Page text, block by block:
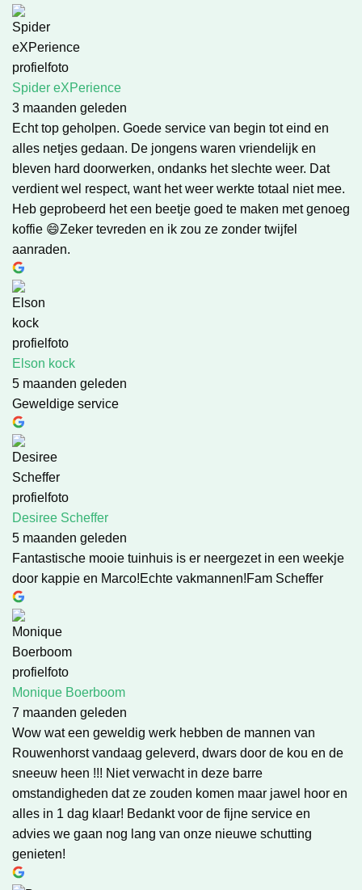
Spider eXPerience
3 maanden geleden
Echt top geholpen. Goede service van begin tot eind en
alles netjes gedaan. De jongens waren vriendelijk en
bleven hard doorwerken, ondanks het slechte weer. Dat
verdient wel respect, want het weer werkte totaal niet mee.
Heb geprobeerd het een beetje goed te maken met genoeg
koffie 😄Zeker tevreden en ik zou ze zonder twijfel
aanraden.
Elson kock
5 maanden geleden
Geweldige service
Desiree Scheffer
5 maanden geleden
Fantastische mooie tuinhuis is er neergezet in een weekje
door kappie en Marco!Echte vakmannen!Fam Scheffer
Monique Boerboom
7 maanden geleden
Wow wat een geweldig werk hebben de mannen van
Rouwenhorst vandaag geleverd, dwars door de kou en de
sneeuw heen !!! Niet verwacht in deze barre
omstandigheden dat ze zouden komen maar jawel hoor en
alles in 1 dag klaar! Bedankt voor de fijne service en
advies we gaan nog lang van onze nieuwe schutting
genieten!